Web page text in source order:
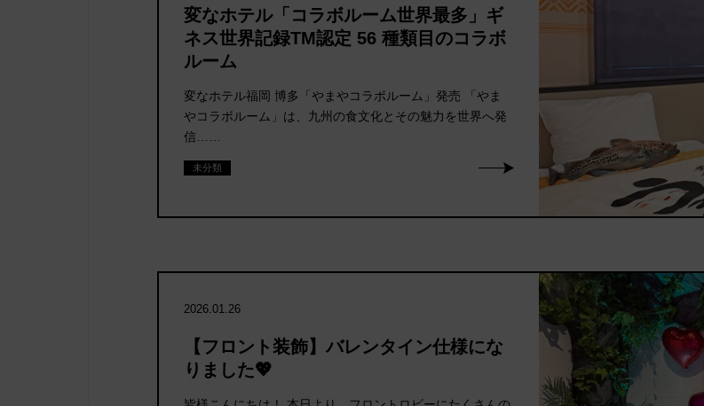
変なホテル「コラボルーム世界最多」ギ
ネス世界記録TM認定 56 種類目のコラボ
ルーム
変なホテル福岡 博多「やまやコラボルーム」発売 「やま
やコラボルーム」は、九州の食文化とその魅力を世界へ発
信……
未分類
2026.01.26
【フロント装飾】バレンタイン仕様にな
りました💖